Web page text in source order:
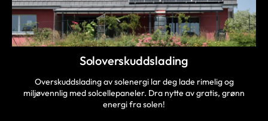
Soloverskuddslading
Overskuddslading av solenergi lar deg lade rimelig og
miljøvennlig med solcellepaneler. Dra nytte av gratis, grønn
energi fra solen!